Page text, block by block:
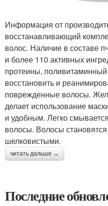
Информация от
восстанавливающий
волос. Наличие в составе
и более 110 активных
протеины, поливитаминный
восстановить и
поврежденные волосы.
делает использование
и удобным. Легко
волосы. Волосы
шелковистыми.
читать дальше →
Последние